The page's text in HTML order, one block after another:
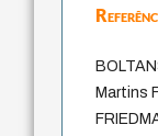
Martins